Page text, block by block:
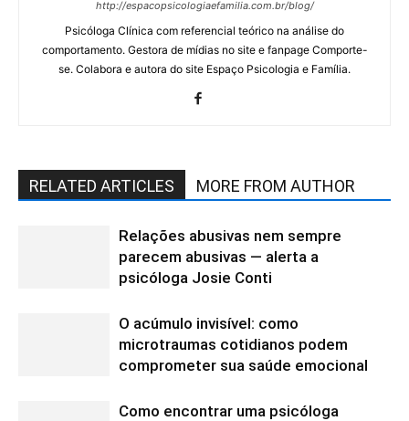
http://espacopsicologiaefamilia.com.br/blog/
Psicóloga Clínica com referencial teórico na análise do
comportamento. Gestora de mídias no site e fanpage Comporte-
se. Colabora e autora do site Espaço Psicologia e Família.
RELATED ARTICLES MORE FROM AUTHOR
Relações abusivas nem sempre
parecem abusivas — alerta a
psicóloga Josie Conti
O acúmulo invisível: como
microtraumas cotidianos podem
comprometer sua saúde emocional
Como encontrar uma psicóloga